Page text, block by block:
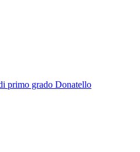
primo grado Donatello